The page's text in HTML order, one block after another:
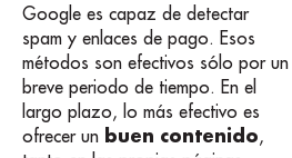
Google es capaz de detectar
spam y enlaces de pago. Esos
métodos son efectivos sólo por un
breve periodo de tiempo. En el
largo plazo, lo más efectivo es
ofrecer un buen contenido,